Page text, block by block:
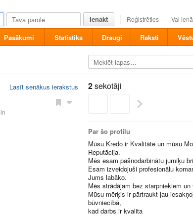
Ienākt Reģistrēties Vai
Pasākumi Statistika Draugi Raksti
Lasīt senākus ierakstus 2sekotāji
Par šo profilu
Mūsu Kredo ir Kvalitāte un mūsu
Reputācija.
Mēs esam pašnodarbinātu jumiķu
Esam izveidojuši profesionālu
Jums labāko.
Mēs strādājam bez starpniekiem un
Mūsu mērķis ir pārtraukt jau
būvniecībā,
kad darbs ir kvalita